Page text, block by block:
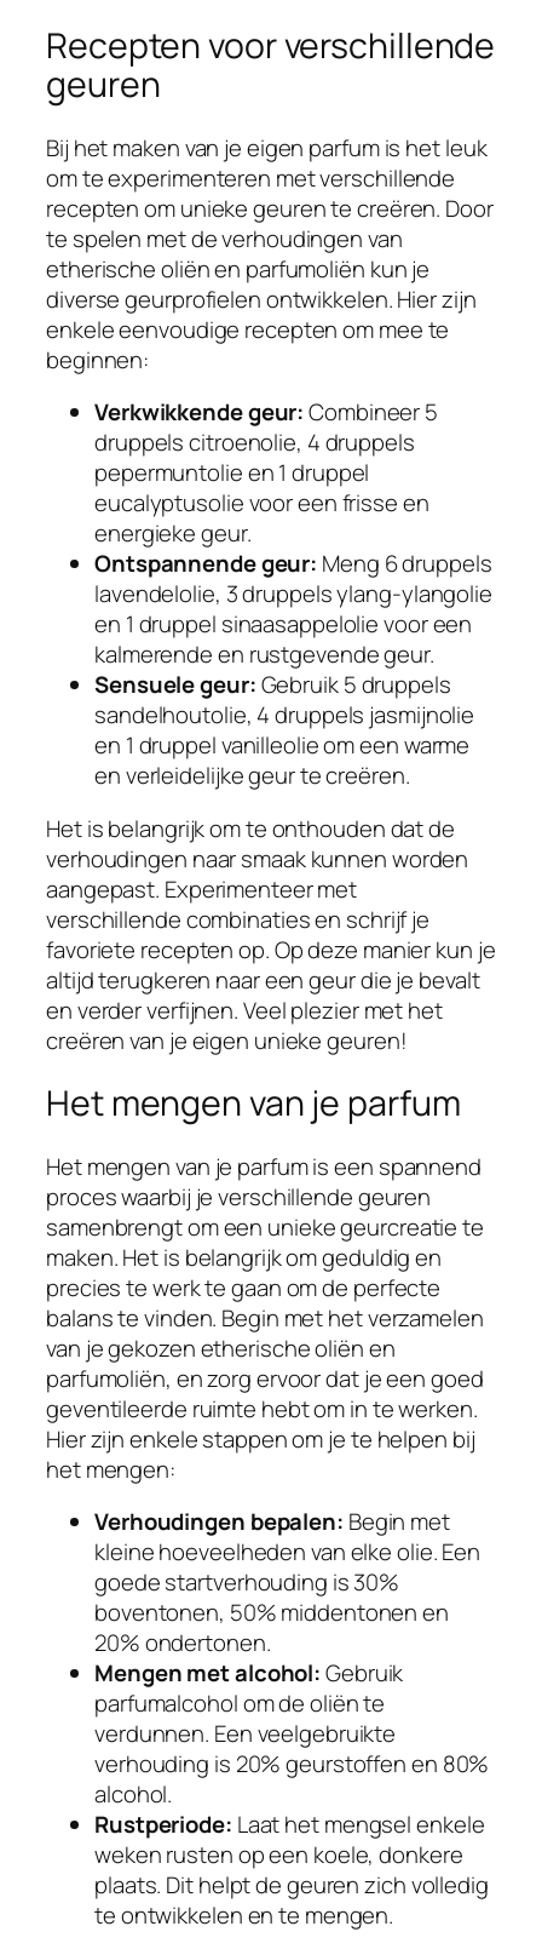
Recepten voor verschillende
geuren
Bij het maken van je eigen parfum is het leuk
om te experimenteren met verschillende
recepten om unieke geuren te creëren. Door
te spelen met de verhoudingen van
etherische oliën en parfumoliën kun je
diverse geurprofielen ontwikkelen. Hier zijn
enkele eenvoudige recepten om mee te
beginnen:
Verkwikkende geur:Combineer 5
druppels citroenolie, 4 druppels
pepermuntolie en 1 druppel
eucalyptusolie voor een frisse en
energieke geur.
Ontspannende geur: Meng 6 druppels
lavendelolie, 3 druppels ylang-ylangolie
en 1 druppel sinaasappelolie voor een
kalmerende en rustgevende geur.
Sensuele geur:Gebruik 5 druppels
sandelhoutolie, 4 druppels jasmijnolie
en 1 druppel vanilleolie om een warme
en verleidelijke geur te creëren.
Het is belangrijk om te onthouden dat de
verhoudingen naar smaak kunnen worden
aangepast. Experimenteer met
verschillende combinaties en schrijf je
favoriete recepten op. Op deze manier kun je
altijd terugkeren naar een geur die je bevalt
en verder verfijnen. Veel plezier met het
creëren van je eigen unieke geuren!
Het mengen van je parfum
Het mengen van je parfum is een spannend
proces waarbij je verschillende geuren
samenbrengt om een unieke geurcreatie te
maken. Het is belangrijk om geduldig en
precies te werk te gaan om de perfecte
balans te vinden. Begin met het verzamelen
van je gekozen etherische oliën en
parfumoliën, en zorg ervoor dat je een goed
geventileerde ruimte hebt om in te werken.
Hier zijn enkele stappen om je te helpen bij
het mengen:
Verhoudingen bepalen: Begin met
kleine hoeveelheden van elke olie. Een
goede startverhouding is 30%
boventonen, 50% middentonen en
20% ondertonen.
Mengen met alcohol:Gebruik
parfumalcohol om de oliën te
verdunnen. Een veelgebruikte
verhouding is 20% geurstoffen en 80%
alcohol.
Rustperiode: Laat het mengsel enkele
weken rusten op een koele, donkere
plaats. Dit helpt de geuren zich volledig
te ontwikkelen en te mengen.